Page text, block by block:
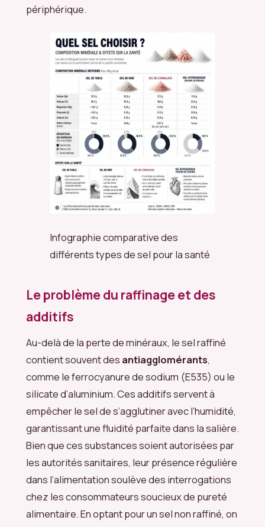
périphérique.
Infographie comparative des
différents types de sel pour la santé
Le problème du raffinage et des
additifs
Au-delà de la perte de minéraux, le sel raffiné
contient souvent des antiagglomérants,
comme le ferrocyanure de sodium (E535) ou le
silicate d’aluminium. Ces additifs servent à
empêcher le sel de s’agglutiner avec l’humidité,
garantissant une fluidité parfaite dans la salière.
Bien que ces substances soient autorisées par
les autorités sanitaires, leur présence régulière
dans l’alimentation soulève des interrogations
chez les consommateurs soucieux de pureté
alimentaire. En optant pour un sel non raffiné, on